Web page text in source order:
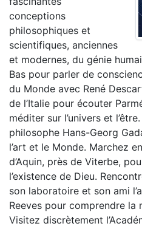
conceptions
philosophiques et
scientifiques, anciennes
et modernes, du génie
Bas pour parler de
du Monde avec René
de l’Italie pour écouter
méditer sur l’univers et
philosophe Hans-Georg
l’art et le Monde. Marchez
d’Aquin, près de Viterbe,
l’existence de Dieu.
son laboratoire et son ami
Reeves pour comprendre la
Visitez discrètement